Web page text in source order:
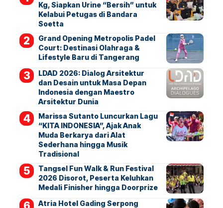
Kg, Siapkan Urine “Bersih” untuk
Kelabui Petugas di Bandara
Soetta
Grand Opening Metropolis Padel
Court: Destinasi Olahraga &
Lifestyle Baru di Tangerang
LDAD 2026: Dialog Arsitektur
dan Desain untuk Masa Depan
Indonesia dengan Maestro
Arsitektur Dunia
Marissa Sutanto Luncurkan Lagu
“KITA INDONESIA”, Ajak Anak
Muda Berkarya dari Alat
Sederhana hingga Musik
Tradisional
Tangsel Fun Walk & Run Festival
2026 Disorot, Peserta Keluhkan
Medali Finisher hingga Doorprize
Atria Hotel Gading Serpong